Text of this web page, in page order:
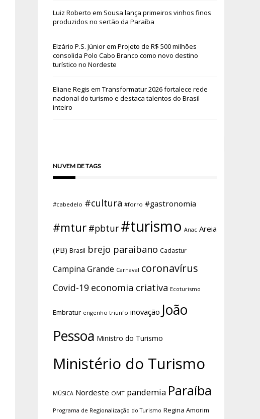
Luiz Roberto em Sousa lança primeiros vinhos finos
produzidos no sertão da Paraíba
Elzário P.S. Júniorem Projeto de R$ 500 milhões
consolida Polo Cabo Branco como novo destino
turístico no Nordeste
Eliane Regis em Transformatur 2026 fortalece rede
nacional do turismo e destaca talentos do Brasil
inteiro
NUVEM DE TAGS
#cabedelo #cultura #forro #gastronomia
#mtur #pbtur #turismo Anac Areia
(PB) Brasil brejo paraibano Cadastur
Campina Grande Carnaval coronavírus
Covid-19 economia criativa Ecoturismo
Embratur engenho triunfo inovação João
Pessoa Ministro do Turismo
Ministério do Turismo
MÚSICA Nordeste OMT pandemia Paraíba
Programa de Regionalização do Turismo Regina Amorim